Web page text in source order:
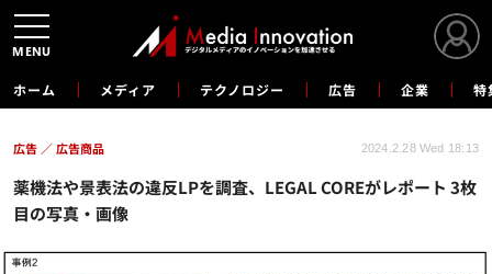
ホーム メディア テクノロジー 広告 企業 特
薬機法や景表法の違反LPを調査、LEGAL COREがレポート 3枚
目の写真・画像
広告 広告商品 2024.2.28 Wed 18:13
MENU